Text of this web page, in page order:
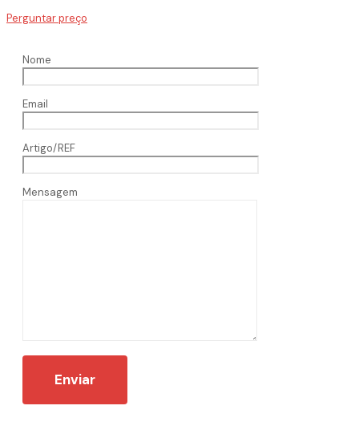
Perguntar preço
Nome
Email
Artigo/REF
Mensagem